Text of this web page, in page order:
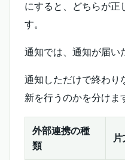
にすると、どちらが正
す。
通知では、通知が届い
通知しただけで終わり
新を行うのかを分けま
外部連携の種
類